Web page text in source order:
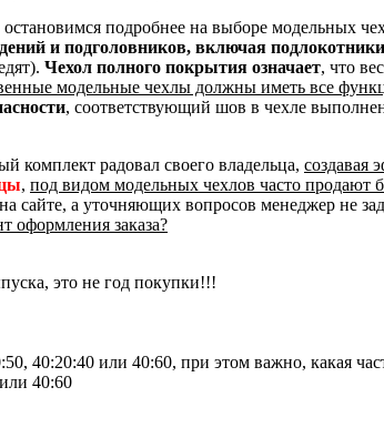
подробнее на выборе модельных
и подголовников, включая подлокотники
Чехол полного покрытия означает, что
модельные чехлы должны иметь все
, соответствующий шов в чехле
комплект радовал своего владельца, создавая
, под видом модельных чехлов часто продают
сайте, а уточняющих вопросов менеджер не
оформления заказа?
это не год покупки!!!
40:20:40 или 40:60, при этом важно, какая
40:60